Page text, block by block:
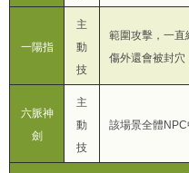
一陽指
主
動
技
範圍攻擊，一直
傷外還會被封穴
六脈神
劍
主
動
技
該場景全體NPC